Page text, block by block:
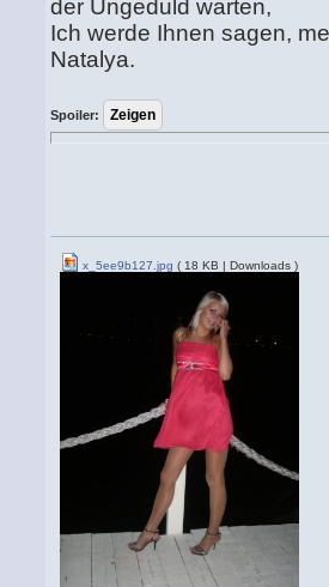
der Ungeduld warten,
Ich werde Ihnen sagen,
Natalya.
Spoiler:
x_5ee9b127.jpg ( 18 KB | Downloads )